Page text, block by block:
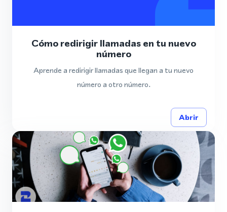
Cómo redirigir llamadas en tu nuevo
número
Aprende a redirigir llamadas que llegan a tu nuevo
número a otro número.
Abrir